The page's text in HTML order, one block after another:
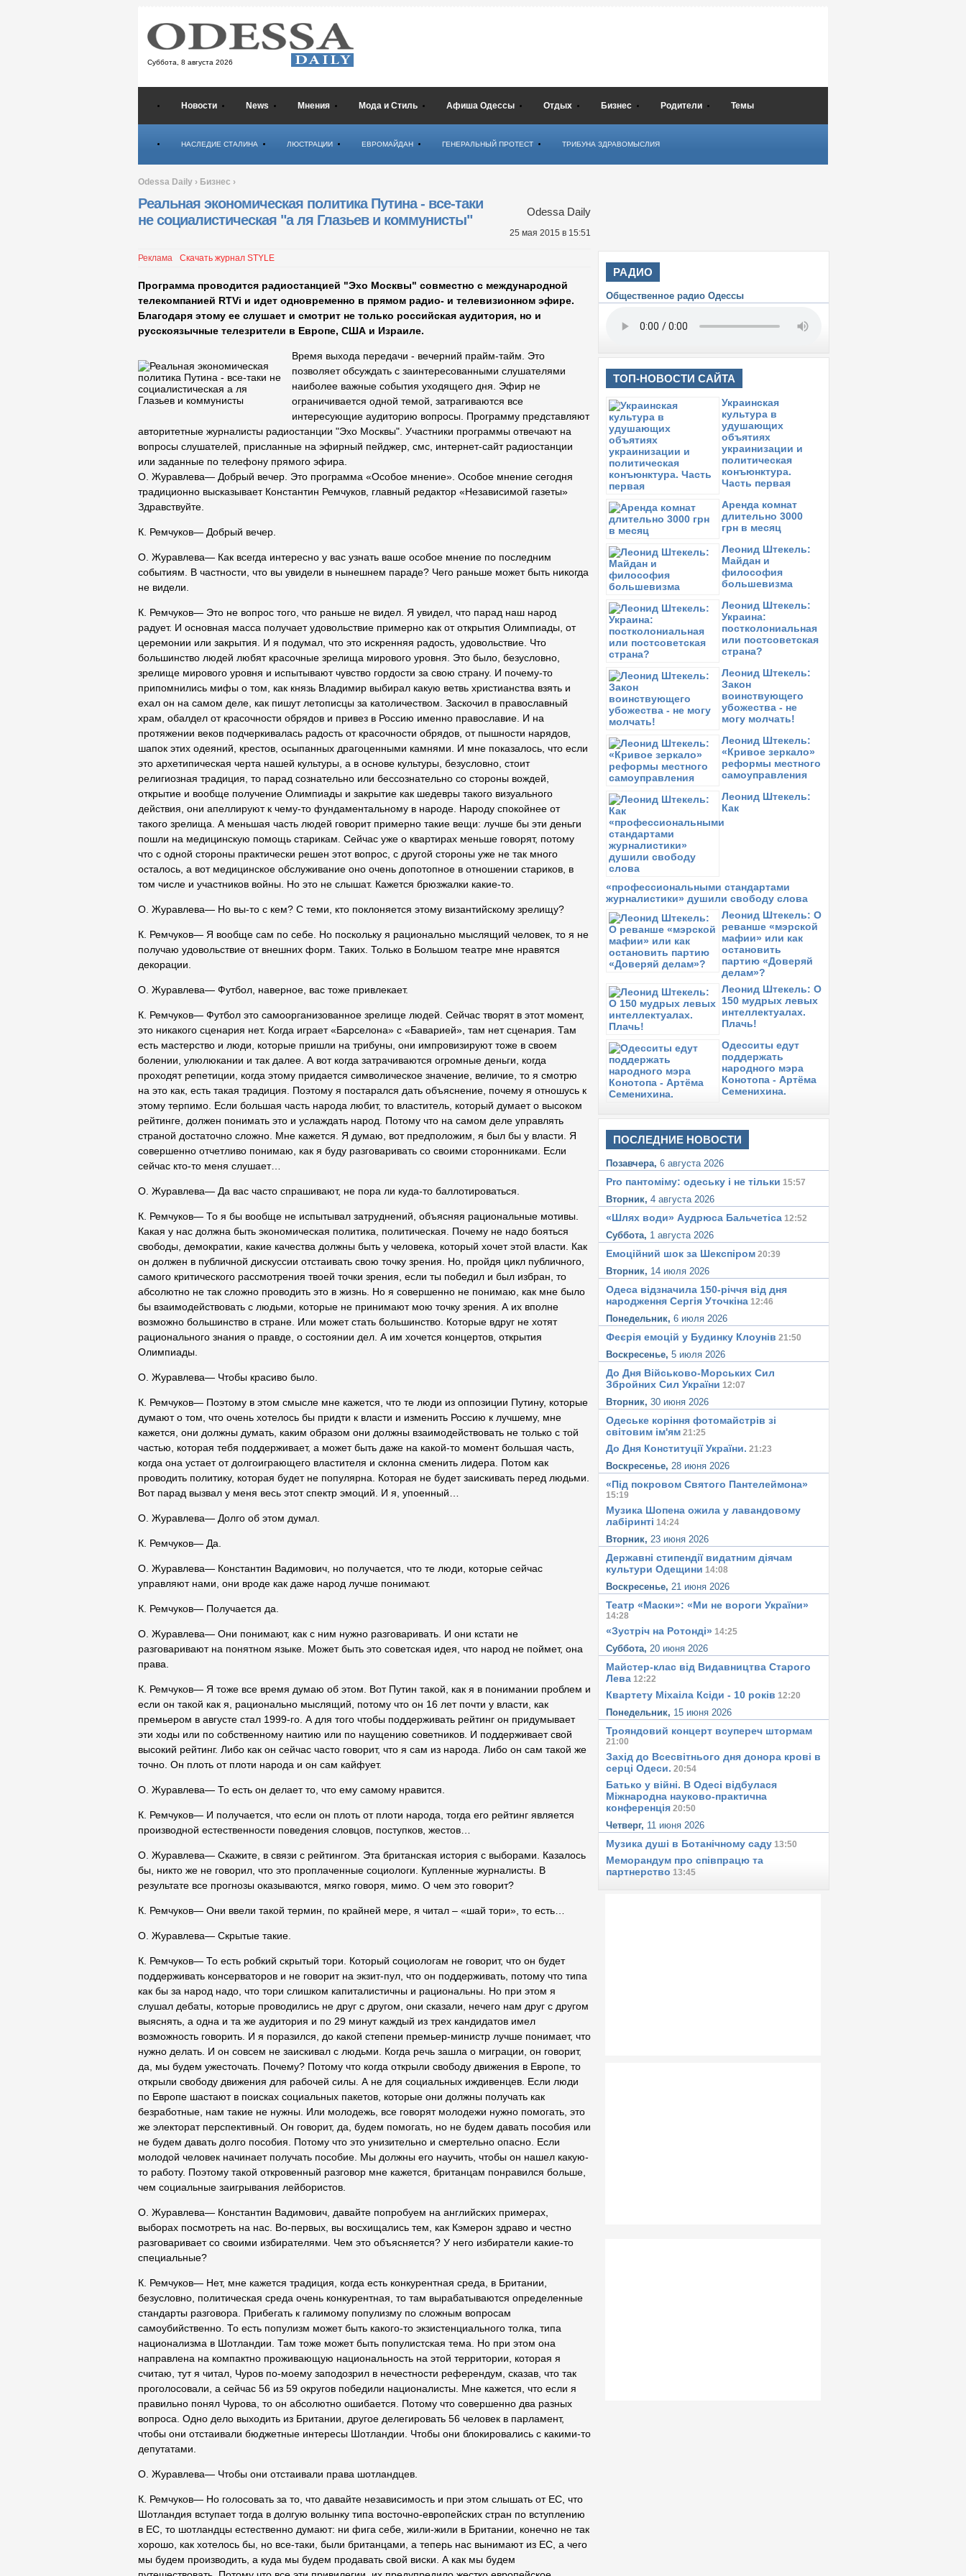
Суббота, 8 августа 2026
Новости News Мнения Мода и Стиль Афиша Одессы Отдых Бизнес Родители Темы
НАСЛЕДИЕ СТАЛИНА ЛЮСТРАЦИИ ЕВРОМАЙДАН ГЕНЕРАЛЬНЫЙ ПРОТЕСТ ТРИБУНА ЗДРАВОМЫСЛИЯ
Odessa Daily › Бизнес ›
Реальная экономическая политика Путина - все-таки
не социалистическая "а ля Глазьев и коммунисты"
Odessa Daily
25 мая 2015 в 15:51
Реклама Скачать журнал STYLE
Программа проводится радиостанцией "Эхо Москвы" совместно с международной
телекомпанией RTVi и идет одновременно в прямом радио- и телевизионном эфире.
Благодаря этому еe слушает и смотрит не только российская аудитория, но и
русскоязычные телезрители в Европе, США и Израиле.
Время выхода передачи - вечерний прайм-тайм. Это
позволяет обсуждать с заинтересованными слушателями
наиболее важные события уходящего дня. Эфир не
ограничивается одной темой, затрагиваются все
интересующие аудиторию вопросы. Программу представляют
авторитетные журналисты радиостанции "Эхо Москвы". Участники программы отвечают на
вопросы слушателей, присланные на эфирный пейджер, смс, интернет-сайт радиостанции
или заданные по телефону прямого эфира.
О. Журавлева― Добрый вечер. Это программа «Особое мнение». Особое мнение сегодня
традиционно высказывает Константин Ремчуков, главный редактор «Независимой газеты»
Здравствуйте.
К. Ремчуков― Добрый вечер.
О. Журавлева― Как всегда интересно у вас узнать ваше особое мнение по последним
событиям. В частности, что вы увидели в нынешнем параде? Чего раньше может быть никогда
не видели.
К. Ремчуков― Это не вопрос того, что раньше не видел. Я увидел, что парад наш народ
радует. И основная масса получает удовольствие примерно как от открытия Олимпиады, от
церемонии или закрытия. И я подумал, что это искренняя радость, удовольствие. Что
большинство людей любят красочные зрелища мирового уровня. Это было, безусловно,
зрелище мирового уровня и испытывают чувство гордости за свою страну. И почему-то
припомнились мифы о том, как князь Владимир выбирал какую ветвь христианства взять и
ехал он на самом деле, как пишут летописцы за католичеством. Заскочил в православный
храм, обалдел от красочности обрядов и привез в Россию именно православие. И на
протяжении веков подчеркивалась радость от красочности обрядов, от пышности нарядов,
шапок этих одеяний, крестов, осыпанных драгоценными камнями. И мне показалось, что если
это архетипическая черта нашей культуры, а в основе культуры, безусловно, стоит
религиозная традиция, то парад сознательно или бессознательно со стороны вождей,
открытие и вообще получение Олимпиады и закрытие как шедевры такого визуального
действия, они апеллируют к чему-то фундаментальному в народе. Народу спокойнее от
такого зрелища. А меньшая часть людей говорит примерно такие вещи: лучше бы эти деньги
пошли на медицинскую помощь старикам. Сейчас уже о квартирах меньше говорят, потому
что с одной стороны практически решен этот вопрос, с другой стороны уже не так много
осталось, а вот медицинское обслуживание оно очень допотопное в отношении стариков, в
том числе и участников войны. Но это не слышат. Кажется брюзжалки какие-то.
О. Журавлева― Но вы-то с кем? С теми, кто поклоняется этому византийскому зрелищу?
К. Ремчуков― Я вообще сам по себе. Но поскольку я рационально мыслящий человек, то я не
получаю удовольствие от внешних форм. Таких. Только в Большом театре мне нравятся
декорации.
О. Журавлева― Футбол, наверное, вас тоже привлекает.
К. Ремчуков― Футбол это самоорганизованное зрелище людей. Сейчас творят в этот момент,
это никакого сценария нет. Когда играет «Барселона» с «Баварией», там нет сценария. Там
есть мастерство и люди, которые пришли на трибуны, они импровизируют тоже в своем
болении, улюлюкании и так далее. А вот когда затрачиваются огромные деньги, когда
проходят репетиции, когда этому придается символическое значение, величие, то я смотрю
на это как, есть такая традиция. Поэтому я постарался дать объяснение, почему я отношусь к
этому терпимо. Если большая часть народа любит, то властитель, который думает о высоком
рейтинге, должен понимать это и услаждать народ. Потому что на самом деле управлять
страной достаточно сложно. Мне кажется. Я думаю, вот предположим, я был бы у власти. Я
совершенно отчетливо понимаю, как я буду разговаривать со своими сторонниками. Если
сейчас кто-то меня слушает…
О. Журавлева― Да вас часто спрашивают, не пора ли куда-то баллотироваться.
К. Ремчуков― То я бы вообще не испытывал затруднений, объясняя рациональные мотивы.
Какая у нас должна быть экономическая политика, политическая. Почему не надо бояться
свободы, демократии, какие качества должны быть у человека, который хочет этой власти. Как
он должен в публичной дискуссии отстаивать свою точку зрения. Но, пройдя цикл публичного,
самого критического рассмотрения твоей точки зрения, если ты победил и был избран, то
абсолютно не так сложно проводить это в жизнь. Но я совершенно не понимаю, как мне было
бы взаимодействовать с людьми, которые не принимают мою точку зрения. А их вполне
возможно большинство в стране. Или может стать большинство. Которые вдруг не хотят
рационального знания о правде, о состоянии дел. А им хочется концертов, открытия
Олимпиады.
О. Журавлева― Чтобы красиво было.
К. Ремчуков― Поэтому в этом смысле мне кажется, что те люди из оппозиции Путину, которые
думают о том, что очень хотелось бы придти к власти и изменить Россию к лучшему, мне
кажется, они должны думать, каким образом они должны взаимодействовать не только с той
частью, которая тебя поддерживает, а может быть даже на какой-то момент большая часть,
когда она устает от долгоиграющего властителя и склонна сменить лидера. Потом как
проводить политику, которая будет не популярна. Которая не будет заискивать перед людьми.
Вот парад вызвал у меня весь этот спектр эмоций. И я, упоенный…
О. Журавлева― Долго об этом думал.
К. Ремчуков― Да.
О. Журавлева― Константин Вадимович, но получается, что те люди, которые сейчас
управляют нами, они вроде как даже народ лучше понимают.
К. Ремчуков― Получается да.
О. Журавлева― Они понимают, как с ним нужно разговаривать. И они кстати не
разговаривают на понятном языке. Может быть это советская идея, что народ не поймет, она
права.
К. Ремчуков― Я тоже все время думаю об этом. Вот Путин такой, как я в понимании проблем и
если он такой как я, рационально мыслящий, потому что он 16 лет почти у власти, как
премьером в августе стал 1999-го. А для того чтобы поддерживать рейтинг он придумывает
эти ходы или по собственному наитию или по наущению советников. И поддерживает свой
высокий рейтинг. Либо как он сейчас часто говорит, что я сам из народа. Либо он сам такой же
точно. Он плоть от плоти народа и он сам кайфует.
О. Журавлева― То есть он делает то, что ему самому нравится.
К. Ремчуков― И получается, что если он плоть от плоти народа, тогда его рейтинг является
производной естественности поведения словцов, поступков, жестов…
О. Журавлева― Скажите, в связи с рейтингом. Эта британская история с выборами. Казалось
бы, никто же не говорил, что это проплаченные социологи. Купленные журналисты. В
результате все прогнозы оказываются, мягко говоря, мимо. О чем это говорит?
К. Ремчуков― Они ввели такой термин, по крайней мере, я читал – «шай тори», то есть…
О. Журавлева― Скрытые такие.
К. Ремчуков― То есть робкий скрытый тори. Который социологам не говорит, что он будет
поддерживать консерваторов и не говорит на экзит-пул, что он поддерживать, потому что типа
как бы за народ надо, что тори слишком капиталистичны и рациональны. Но при этом я
слушал дебаты, которые проводились не друг с другом, они сказали, нечего нам друг с другом
выяснять, а одна и та же аудитория и по 29 минут каждый из трех кандидатов имел
возможность говорить. И я поразился, до какой степени премьер-министр лучше понимает, что
нужно делать. И он совсем не заискивал с людьми. Когда речь зашла о миграции, он говорит,
да, мы будем ужесточать. Почему? Потому что когда открыли свободу движения в Европе, то
открыли свободу движения для рабочей силы. А не для социальных иждивенцев. Если люди
по Европе шастают в поисках социальных пакетов, которые они должны получать как
безработные, нам такие не нужны. Или молодежь, все говорят молодежи нужно помогать, это
же электорат перспективный. Он говорит, да, будем помогать, но не будем давать пособия или
не будем давать долго пособия. Потому что это унизительно и смертельно опасно. Если
молодой человек начинает получать пособие. Мы должны его научить, чтобы он нашел какую-
то работу. Поэтому такой откровенный разговор мне кажется, британцам понравился больше,
чем социальные заигрывания лейбористов.
О. Журавлева― Константин Вадимович, давайте попробуем на английских примерах,
выборах посмотреть на нас. Во-первых, вы восхищались тем, как Кэмерон здраво и честно
разговаривает со своими избирателями. Чем это объясняется? У него избиратели какие-то
специальные?
К. Ремчуков― Нет, мне кажется традиция, когда есть конкурентная среда, в Британии,
безусловно, политическая среда очень конкурентная, то там вырабатываются определенные
стандарты разговора. Прибегать к галимому популизму по сложным вопросам
самоубийственно. То есть популизм может быть какого-то экзистенциального толка, типа
национализма в Шотландии. Там тоже может быть популистская тема. Но при этом она
направлена на компактно проживающую национальность на этой территории, которая я
считаю, тут я читал, Чуров по-моему заподозрил в нечестности референдум, сказав, что так
проголосовали, а сейчас 56 из 59 округов победили националисты. Мне кажется, что если я
правильно понял Чурова, то он абсолютно ошибается. Потому что совершенно два разных
вопроса. Одно дело выходить из Британии, другое делегировать 56 человек в парламент,
чтобы они отстаивали бюджетные интересы Шотландии. Чтобы они блокировались с какими-то
депутатами.
О. Журавлева― Чтобы они отстаивали права шотландцев.
К. Ремчуков― Но голосовать за то, что давайте независимость и при этом слышать от ЕС, что
Шотландия вступает тогда в долгую волынку типа восточно-европейских стран по вступлению
в ЕС, то шотландцы естественно думают: ни фига себе, жили-жили в Британии, конечно не так
хорошо, как хотелось бы, но все-таки, были британцами, а теперь нас вынимают из ЕС, а чего
мы будем производить, а куда мы будем продавать свой виски. А как мы будем
РАДИО
Общественное радио Одессы
ТОП-НОВОСТИ САЙТА
Украинская
культура в
удушающих
объятиях
украинизации и
политическая
конъюнктура.
Часть первая
Аренда комнат
длительно 3000
грн в месяц
Леонид Штекель:
Майдан и
философия
большевизма
Леонид Штекель:
Украина:
постколониальная
или постсоветская
страна?
Леонид Штекель:
Закон
воинствующего
убожества - не
могу молчать!
Леонид Штекель:
«Кривое зеркало»
реформы местного
самоуправления
Леонид Штекель:
Как
«профессиональными стандартами
журналистики» душили свободу слова
Леонид Штекель: О
реванше «мэрской
мафии» или как
остановить
партию «Доверяй
делам»?
Леонид Штекель: О
150 мудрых левых
интеллектуалах.
Плачь!
Одесситы едут
поддержать
народного мэра
Конотопа - Артёма
Семенихина.
ПОСЛЕДНИЕ НОВОСТИ
Позавчера, 6 августа 2026
Pro пантоміму: одеську i не тiльки 15:57
Вторник, 4 августа 2026
«Шлях води» Аудрюса Бальчетiса 12:52
Суббота, 1 августа 2026
Емоційний шок за Шекспіром 20:39
Вторник, 14 июля 2026
Одеса відзначила 150-річчя від дня
народження Сергія Уточкіна 12:46
Понедельник, 6 июля 2026
Феєрія емоцій у Будинку Клоунів 21:50
Воскресенье, 5 июля 2026
До Дня Військово-Морських Сил
Збройних Сил України 12:07
Вторник, 30 июня 2026
Одеське корiння фотомайстрiв зі
світовим iм'ям 21:25
До Дня Конституцiї України. 21:23
Воскресенье, 28 июня 2026
«Під покровом Святого Пантелеймона»
15:19
Музика Шопена ожила у лавандовому
лабіринтi 14:24
Вторник, 23 июня 2026
Державні стипендії видатним діячам
культури Одещини 14:08
Воскресенье, 21 июня 2026
Театр «Маски»: «Ми не вороги України»
14:28
«Зустріч на Ротонді» 14:25
Суббота, 20 июня 2026
Майстер-клас від Видавництва Старого
Лева 12:22
Квартету Міхаіла Ксіди - 10 років 12:20
Понедельник, 15 июня 2026
Трояндовий концерт всупереч штормам
21:00
Захід до Всесвітнього дня донора крові в
серці Одеси. 20:54
Батько у вiйнi. В Одесi вiдбулася
Міжнародна науково-практична
конференція 20:50
Четверг, 11 июня 2026
Музика душi в Ботанiчному саду 13:50
Меморандум про співпрацю та
партнерство 13:45